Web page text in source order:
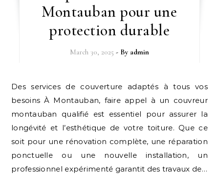
Montauban pour une
protection durable
March 30, 2025 - By admin
Des services de couverture adaptés à tous vos
besoins À Montauban, faire appel à un couvreur
montauban qualifié est essentiel pour assurer la
longévité et l’esthétique de votre toiture. Que ce
soit pour une rénovation complète, une réparation
ponctuelle ou une nouvelle installation, un
professionnel expérimenté garantit des travaux de…